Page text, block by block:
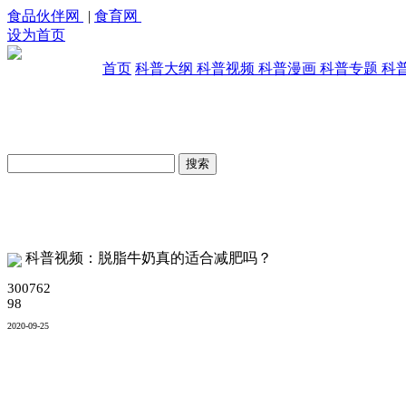
食品伙伴网 | 食育网
设为首页
首页 科普大纲 科普视频 科普漫画 科普专题 科
科普视频：脱脂牛奶真的适合减肥吗？
300762
98
2020-09-25